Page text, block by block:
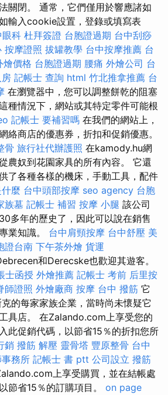
關閉。 通常，它們僅用於響應諸如
輸入cookie設置，登錄或填寫表
眼科 杜拜簽證 台胞證過期 台中刮痧
按摩證照 拔罐教學 台中按摩推薦 台
價格 台胞證過期 腰痛 外燴公司 台
記帳士 查詢 html 竹北推拿推薦 台
在瀏覽器中，您可以調整餅乾的阻塞
種情況下，網站或其特定零件可能根
記帳士 要補習嗎 在我們的網站上，
絡商店的優惠券，折扣和促銷優惠。
骨 旅行社代辦護照 在kamody.hu網
農奴到花園家具的所有內容。 它還
了各種各樣的機床，手動工具，配件
麼 台中頭部按摩 seo agency 台胞
族墓 記帳士 補習 按摩 小腿 該公司
多年的歷史了，因此可以說在銷售
業知識。 台中肩頸按摩 台中舒壓 美
證台南 下午茶外燴 貨運
和Derecske也歡迎其遊客。
士函授 外燴推薦 記帳士 考前 后里按
師證照 外燴廠商 按摩 台中 撥筋 它
的每家家族企業，當時尚未懷疑它
具店。 在Zalando.com上享受您的
此促銷代碼，以節省15％的折扣您所
銷 撥筋 解壓 靈骨塔 豐原整骨 台中
務所 記帳士 書 ptt 公司設立 撥筋
上享受購買，並在結帳處
節省15％的訂購項目。 on page